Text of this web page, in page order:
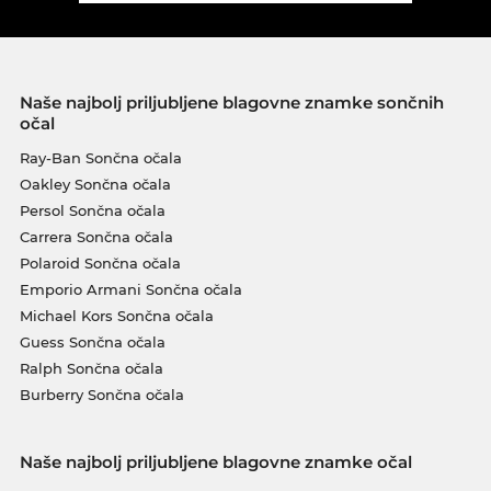
Naše najbolj priljubljene blagovne znamke sončnih
očal
Ray-Ban Sončna očala
Oakley Sončna očala
Persol Sončna očala
Carrera Sončna očala
Polaroid Sončna očala
Emporio Armani Sončna očala
Michael Kors Sončna očala
Guess Sončna očala
Ralph Sončna očala
Burberry Sončna očala
Naše najbolj priljubljene blagovne znamke očal